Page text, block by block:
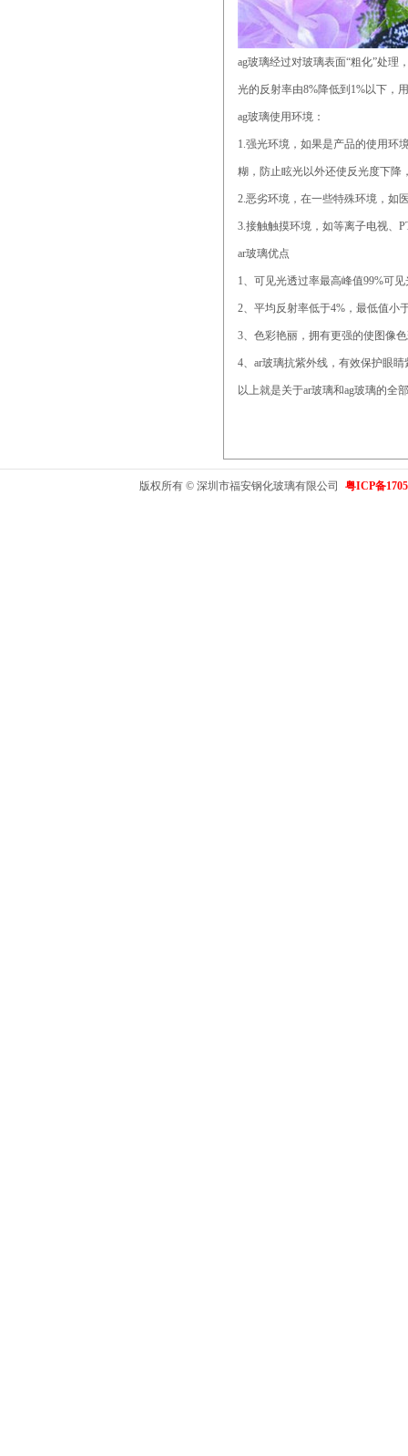
ag玻璃经过对玻璃表面“粗化”处
光的反射率由8%降低到1%以下，
ag玻璃使用环境：
1.强光环境，如果是产品的使用环
糊，防止眩光以外还使反光度下降
2.恶劣环境，在一些特殊环境，如
3.接触触摸环境，如等离子电视、
ar玻璃优点
1、可见光透过率最高峰值99%可
2、平均反射率低于4%，最低值小
3、色彩艳丽，拥有更强的使图像
4、ar玻璃抗紫外线，有效保护眼
以上就是关于ar玻璃和ag玻璃的全
版权所有 © 深圳市福安钢化玻璃有限公司 粤ICP备